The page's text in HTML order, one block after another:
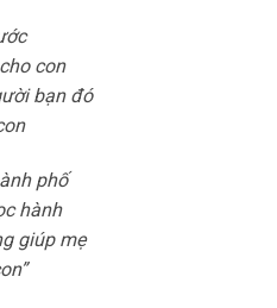
con
bạn đó
phố
hành
giúp mẹ